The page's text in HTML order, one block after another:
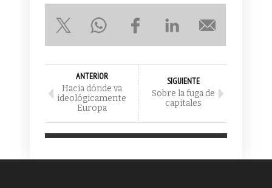
ANTERIOR
Hacia dónde va
ideológicamente
Europa
SIGUIENTE
Sobre la fuga de
capitales